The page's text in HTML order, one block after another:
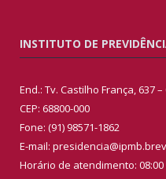
INSTITUTO DE
End.: Tv. Castilho França, 637
CEP: 68800-000
Fone: (91) 98571-1862
E-mail:
Horário de atendimento: 08:00